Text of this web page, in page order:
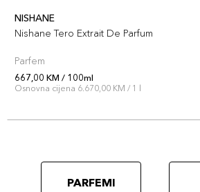
NISHANE
Nishane Tero Extrait De Parfum
Parfem
667,00 KM / 100ml
Osnovna cijena 6.670,00 KM / 1 l
PARFEMI